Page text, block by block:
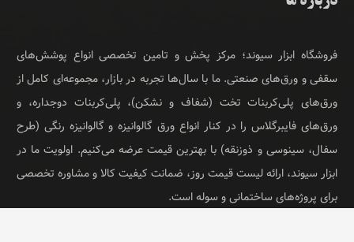
فروشگاه ابزار سیوند؛ مرکز پخش و تامین تخصصی انواع پوشش‌های
سقفی و ورق‌های صنعتی. ما با سال‌ها تجربه در بازار، مجموعه‌ای کامل از
ورق‌های پلی‌کربنات تخت (شفاف و نشکن)، پلی‌کربنات دوجداره، و
ورق‌های فایبرگلاس را در کنار انواع ورق گالوانیزه و گالوانیزه رنگی (طرح
سفال، سینوسی و ذوزنقه) با بهترین قیمت عرضه می‌کنیم. اولویت ما در
ابزار سیوند، ارائه لیست قیمت روز، ضمانت کیفیت کالا و مشاوره تخصصی
برای پروژه‌های ساختمانی و سوله است.